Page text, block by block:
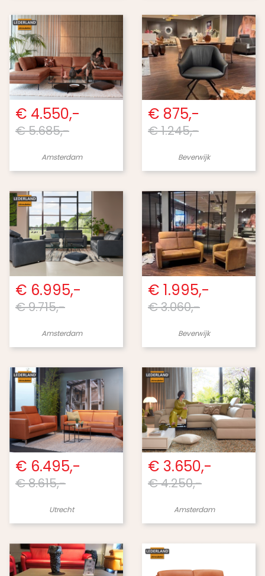
€ 4.550,-
€ 5.685,-
Amsterdam
€ 875,-
€ 1.245,-
Beverwijk
€ 6.995,-
€ 9.715,-
Amsterdam
€ 1.995,-
€ 3.060,-
Beverwijk
€ 6.495,-
€ 8.615,-
Utrecht
€ 3.650,-
€ 4.250,-
Amsterdam